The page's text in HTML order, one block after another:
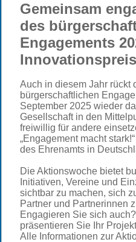
Gemeinsam
des
Engagements
Auch in diesem Jahr rückt
bürgerschaftlichen
September 2025 wieder
Gesellschaft in den
freiwillig für andere
„Engagement macht
des Ehrenamts in
Die Aktionswoche bietet
Initiativen, Vereine und
sichtbar zu machen, sich
Partner und Partnerinnen
Engagieren Sie sich
präsentieren Sie Ihr
Alle Informationen zur